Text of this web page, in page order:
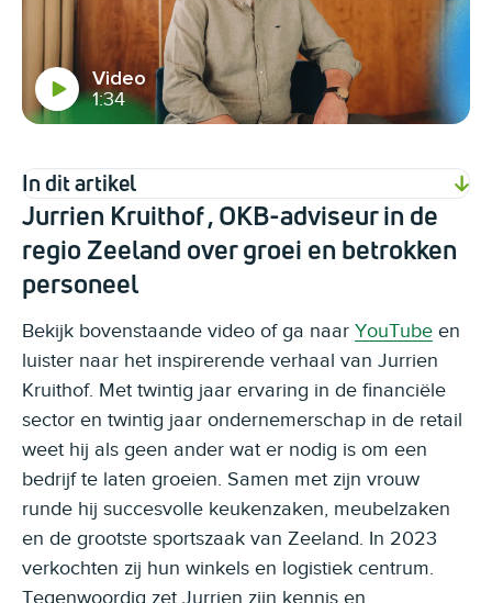
Video
1:34
In dit artikel
Jurrien Kruithof , OKB-adviseur in de
regio Zeeland over groei en betrokken
personeel
Bekijk bovenstaande video of ga naar YouTube en
luister naar het inspirerende verhaal van Jurrien
Kruithof. Met twintig jaar ervaring in de financiële
sector en twintig jaar ondernemerschap in de retail
weet hij als geen ander wat er nodig is om een
bedrijf te laten groeien. Samen met zijn vrouw
runde hij succesvolle keukenzaken, meubelzaken
en de grootste sportszaak van Zeeland. In 2023
verkochten zij hun winkels en logistiek centrum.
Tegenwoordig zet Jurrien zijn kennis en